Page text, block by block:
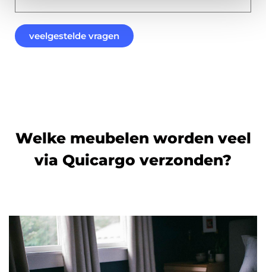
veelgestelde vragen
Welke meubelen worden veel
via Quicargo verzonden?